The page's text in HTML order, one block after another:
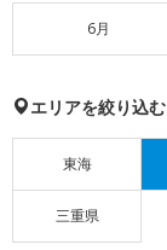
6月
エリアを絞り込む
東海
三重県